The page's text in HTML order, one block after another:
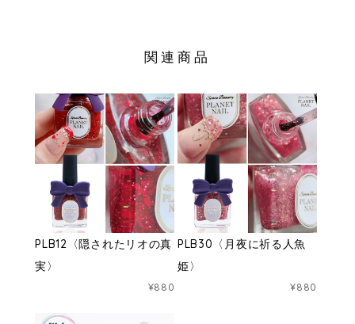
関連商品
PLB12〈隠されたリオの真
実〉
¥880
PLB30〈月夜に祈る人魚
姫〉
¥880